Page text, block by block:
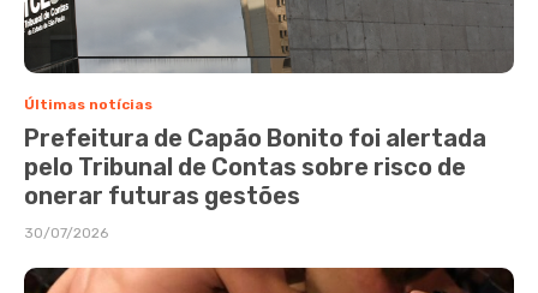
Últimas notícias
Prefeitura de Capão Bonito foi alertada
pelo Tribunal de Contas sobre risco de
onerar futuras gestões
30/07/2026